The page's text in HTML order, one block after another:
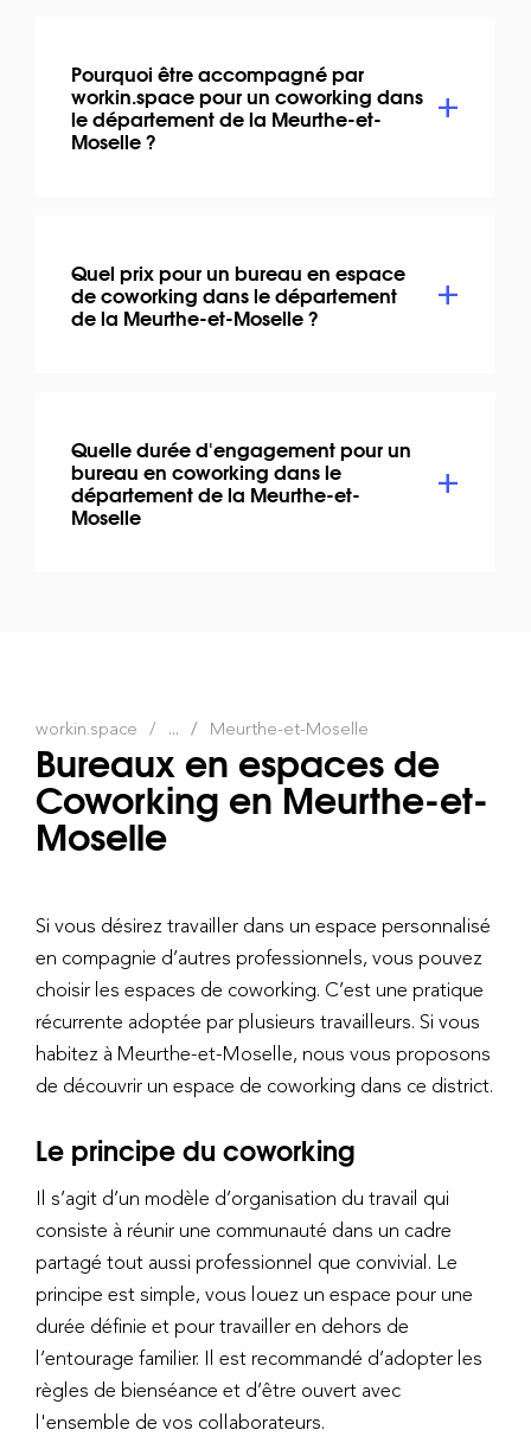
Pourquoi être accompagné par
workin.space pour un coworking dans
le département de la Meurthe-et-
Moselle ?
Quel prix pour un bureau en espace
de coworking dans le département
de la Meurthe-et-Moselle ?
Quelle durée d'engagement pour un
bureau en coworking dans le
département de la Meurthe-et-
Moselle
workin.space ... Meurthe-et-Moselle
Bureaux en espaces de
Coworking en Meurthe-et-
Moselle
Si vous désirez travailler dans un espace personnalisé
en compagnie d’autres professionnels, vous pouvez
choisir les espaces de coworking. C’est une pratique
récurrente adoptée par plusieurs travailleurs. Si vous
habitez à Meurthe-et-Moselle, nous vous proposons
de découvrir un espace de coworking dans ce district.
Le principe du coworking
Il s’agit d’un modèle d’organisation du travail qui
consiste à réunir une communauté dans un cadre
partagé tout aussi professionnel que convivial. Le
principe est simple, vous louez un espace pour une
durée définie et pour travailler en dehors de
l’entourage familier. Il est recommandé d’adopter les
règles de bienséance et d’être ouvert avec
l'ensemble de vos collaborateurs.